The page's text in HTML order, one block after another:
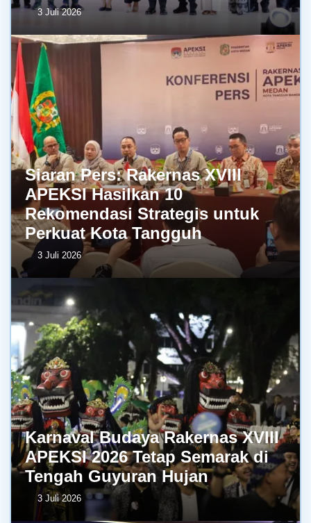
3 Juli 2026
Siaran Pers: Rakernas XVIII
APEKSI Hasilkan 10
Rekomendasi Strategis untuk
Perkuat Kota Tangguh
3 Juli 2026
Karnaval Budaya Rakernas XVIII
APEKSI 2026 Tetap Semarak di
Tengah Guyuran Hujan
3 Juli 2026